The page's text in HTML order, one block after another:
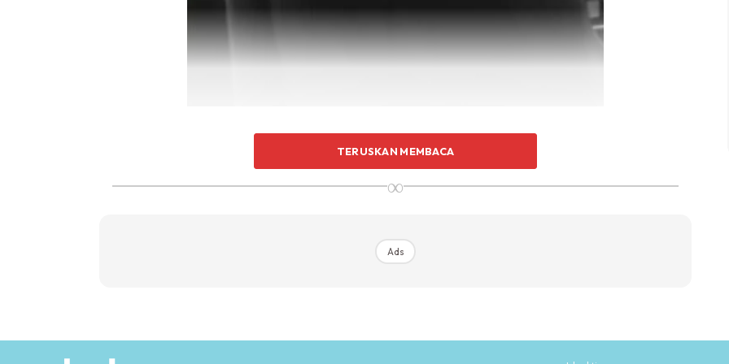
Solat hajat ini dijadualkan berlangsung pada hari Jumaat, 1 Ogos 2025, selepas solat Jumaat, di
seluruh masjid di Malaysia. Seruan ini turut memohon agar semua imam masjid memimpin solat hajat
selepas solat Jumaat, sebagai ikhtiar rohani bagi memohon petunjuk dan keadilan daripada Allah
TERUSKAN MEMBACA
∞
Ads